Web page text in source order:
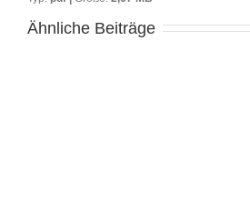
Ähnliche Beiträge